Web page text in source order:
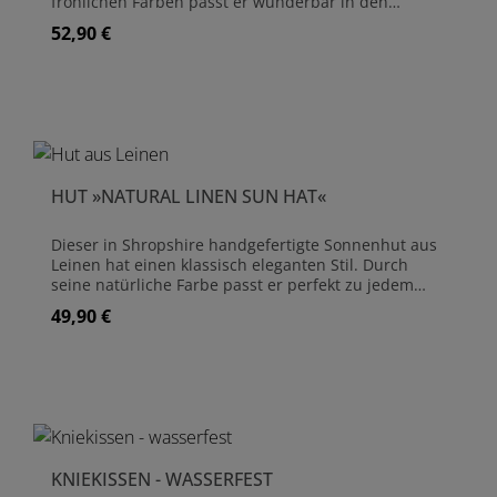
Innenfutter im traditionellen 'Hahnentritt'
Webmuster Mit verstellbarem Hutband
Sommer. Dank des verdeckten, verstellbaren Bandes
im Hut kann die Größe angepasst werden. Hut aus
Regulärer Preis:
52,90 €
HUT »NATURAL LINEN SUN HAT«
Dieser in Shropshire handgefertigte Sonnenhut aus
Leinen hat einen klassisch eleganten Stil. Durch
seine natürliche Farbe passt er perfekt zu jedem
Outfit. Dank des verdeckten, verstellbaren Bandes
im Hut kann die Größe angepasst werden. Hut aus
Regulärer Preis:
49,90 €
KNIEKISSEN - WASSERFEST